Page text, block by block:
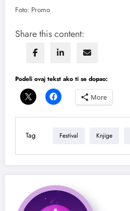
Foto: Promo
Share this content:
Podeli ovaj tekst ako ti se dopao:
More
Tag Festival Knjige